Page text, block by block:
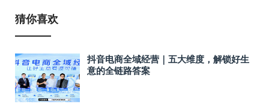
猜你喜欢
抖音电商全域经营｜五大维度，解锁好生
意的全链路答案